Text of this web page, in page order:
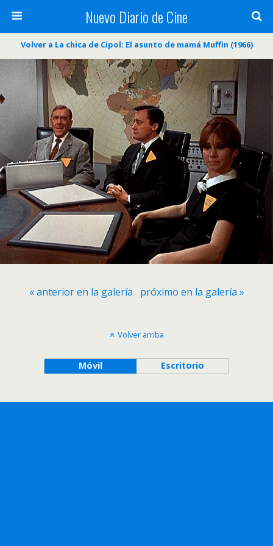
Nuevo Diario de Cine
Volver a La chica de Cipol: El asunto de mamá Muffin (1966)
« anterior en la galería próximo en la galería »
Volver arriba
Móvil Escritorio